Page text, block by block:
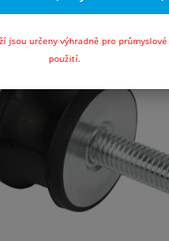
jsou určeny výhradně pro
použití.